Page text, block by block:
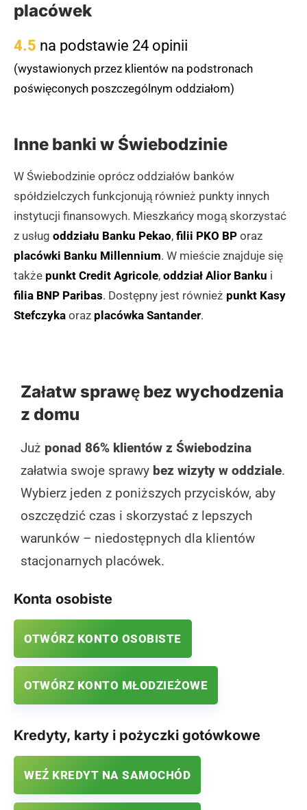
placówek
4.5 na podstawie 24 opinii
(wystawionych przez klientów na podstronach
poświęconych poszczególnym oddziałom)
Inne banki w Świebodzinie
W Świebodzinie oprócz oddziałów banków
spółdzielczych funkcjonują również punkty innych
instytucji finansowych. Mieszkańcy mogą skorzystać
z usług oddziału Banku Pekao, filii PKO BP oraz
placówki Banku Millennium. W mieście znajduje się
także punkt Credit Agricole, oddział Alior Banku i
filia BNP Paribas. Dostępny jest również punkt Kasy
Stefczyka oraz placówka Santander.
Załatw sprawę bez wychodzenia
z domu
Już ponad 86% klientów z Świebodzina
załatwia swoje sprawy bez wizyty w oddziale.
Wybierz jeden z poniższych przycisków, aby
oszczędzić czas i skorzystać z lepszych
warunków – niedostępnych dla klientów
stacjonarnych placówek.
Konta osobiste
OTWÓRZ KONTO OSOBISTE
OTWÓRZ KONTO MŁODZIEŻOWE
Kredyty, karty i pożyczki gotówkowe
WEŹ KREDYT NA SAMOCHÓD